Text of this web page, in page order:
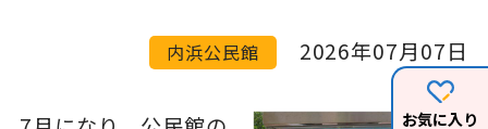
お気に入り
内浜公民館 2026年07月07日